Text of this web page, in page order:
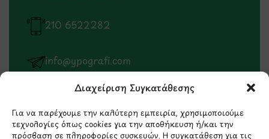
Διαχείριση Συγκατάθεσης
Για να παρέχουμε την καλύτερη εμπειρία, χρησιμοποιούμε
τεχνολογίες όπως cookies για την αποθήκευση ή/και την
πρόσβαση σε πληροφορίες συσκευών. Η συγκατάθεση για τις
210 6522282
info@ypografi.com
Έχετε ερωτήσεις σχετικά με ένα προϊόν ή μια
παραγγελία; Στείλτε μας ένα email και θα
επικοινωνήσουμε σύντομα μαζί σας.